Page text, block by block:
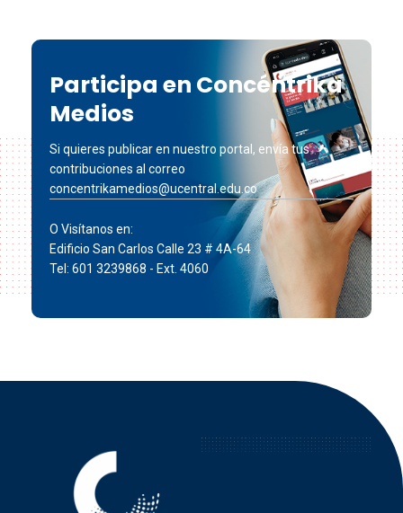
Participa en Concéntrika
Medios
Si quieres publicar en nuestro portal, envía tus
contribuciones al correo
concentrikamedios@ucentral.edu.co
O Visítanos en:
Edificio San Carlos Calle 23 # 4A-64
Tel: 601 3239868 - Ext. 4060